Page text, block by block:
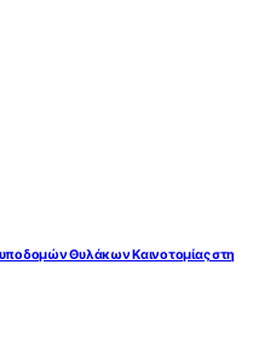
υποδομών Θυλάκων Καινοτομίας στη